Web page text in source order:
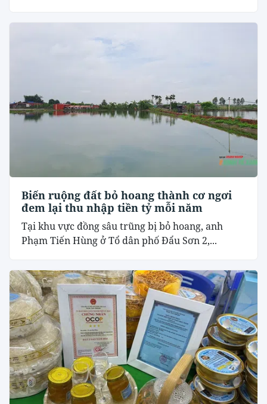
Biến ruộng đất bỏ hoang thành cơ ngơi
đem lại thu nhập tiền tỷ mỗi năm
Tại khu vực đồng sâu trũng bị bỏ hoang, anh
Phạm Tiến Hùng ở Tổ dân phố Đẩu Sơn 2,...